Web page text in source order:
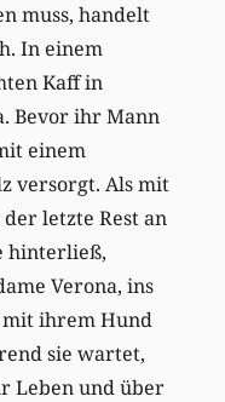
muss, handelt
In einem
Kaff in
Bevor ihr Mann
einem
versorgt. Als mit
letzte Rest an
hinterließ,
Verona, ins
ihrem Hund
sie wartet,
Leben und über